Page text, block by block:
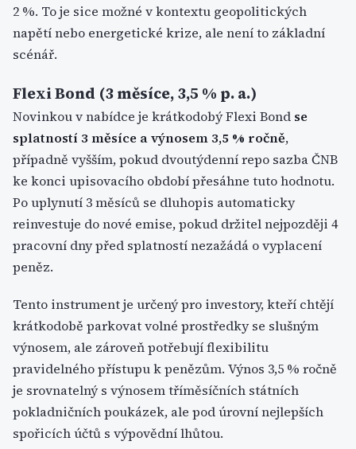
2 %. To je sice možné v kontextu geopolitických
napětí nebo energetické krize, ale není to základní
scénář.
Flexi Bond (3 měsíce, 3,5 % p. a.)
Novinkou v nabídce je krátkodobý Flexi Bond se
splatností 3 měsíce a výnosem 3,5 % ročně,
případně vyšším, pokud dvoutýdenní repo sazba ČNB
ke konci upisovacího období přesáhne tuto hodnotu.
Po uplynutí 3 měsíců se dluhopis automaticky
reinvestuje do nové emise, pokud držitel nejpozději 4
pracovní dny před splatností nezažádá o vyplacení
peněz.
Tento instrument je určený pro investory, kteří chtějí
krátkodobě parkovat volné prostředky se slušným
výnosem, ale zároveň potřebují flexibilitu
pravidelného přístupu k penězům. Výnos 3,5 % ročně
je srovnatelný s výnosem tříměsíčních státních
pokladničních poukázek, ale pod úrovní nejlepších
spořicích účtů s výpovědní lhůtou.